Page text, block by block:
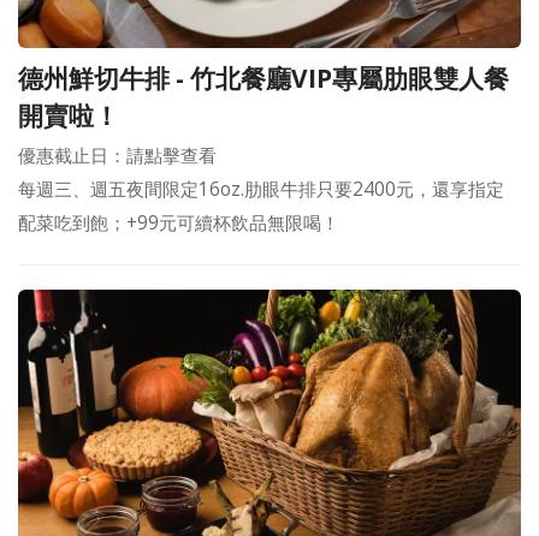
德州鮮切牛排 - 竹北餐廳VIP專屬肋眼雙人餐
開賣啦！
優惠截止日：請點擊查看
每週三、週五夜間限定16oz.肋眼牛排只要2400元，還享指定
配菜吃到飽；+99元可續杯飲品無限喝！